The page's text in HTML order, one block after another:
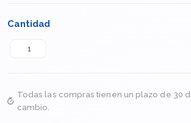
Cantidad
Todas las compras tienen un plazo de 30
cambio.